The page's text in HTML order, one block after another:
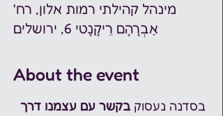
מינהל קהילתי רמות אלון, רח'
אַבְרָהָם רֵיקָנָטי 6, ירושלים
About the event
בסדנה נעסוק בקשר עם עצמנו דרך